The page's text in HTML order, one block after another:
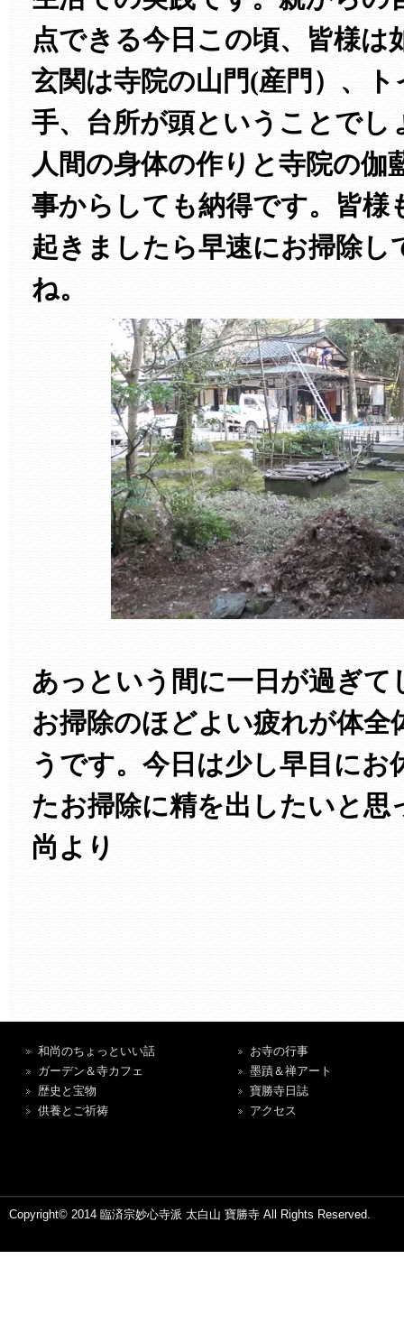
点できる今日この頃、皆様は
玄関は寺院の山門(産門）、
手、台所が頭ということでし
人間の身体の作りと寺院の伽
事からしても納得です。皆様
起きましたら早速にお掃除し
ね。
あっという間に一日が過ぎて
お掃除のほどよい疲れが体全
うです。今日は少し早目にお
たお掃除に精を出したいと思
尚より
和尚のちょっといい話
ガーデン＆寺カフェ
歴史と宝物
供養とご祈祷
お寺の行事
墨蹟＆禅アート
寶勝寺日誌
アクセス
Copyright© 2014 臨済宗妙心寺派 太白山 寶勝寺 All Rights Reserved.